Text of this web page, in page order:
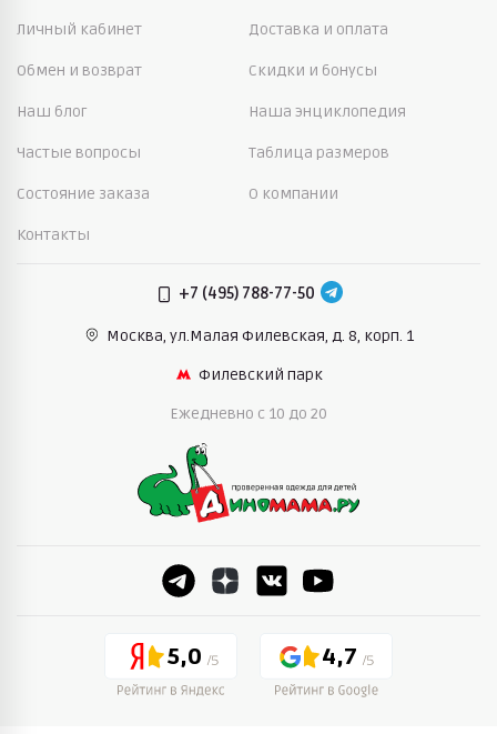
Личный кабинет Доставка и оплата
Обмен и возврат Скидки и бонусы
Наш блог Наша энциклопедия
Частые вопросы Таблица размеров
Состояние заказа О компании
Контакты
+7 (495) 788-77-50
Москва, ул.Малая Филевская, д. 8, корп. 1
Филевский парк
Ежедневно c 10 до 20
5,0 4,7